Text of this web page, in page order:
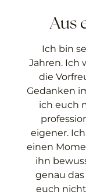
Aus
Ich bin
Jahren. Ich
die
Gedanken
ich euch
eigener.
einen
ihn
genau
euch